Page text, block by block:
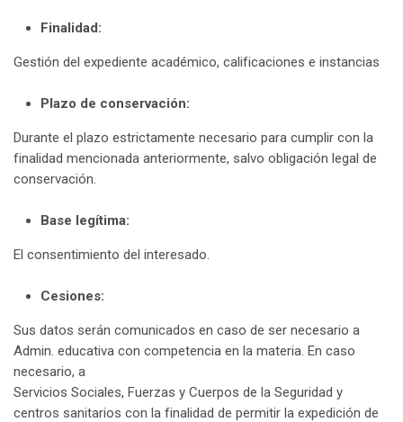
Finalidad:
Gestión del expediente académico, calificaciones e instancias
Plazo de conservación:
Durante el plazo estrictamente necesario para cumplir con la
finalidad mencionada anteriormente, salvo obligación legal de
conservación.
Base legítima:
El consentimiento del interesado.
Cesiones:
Sus datos serán comunicados en caso de ser necesario a
Admin. educativa con competencia en la materia. En caso
necesario, a
Servicios Sociales, Fuerzas y Cuerpos de la Seguridad y
centros sanitarios con la finalidad de permitir la expedición de